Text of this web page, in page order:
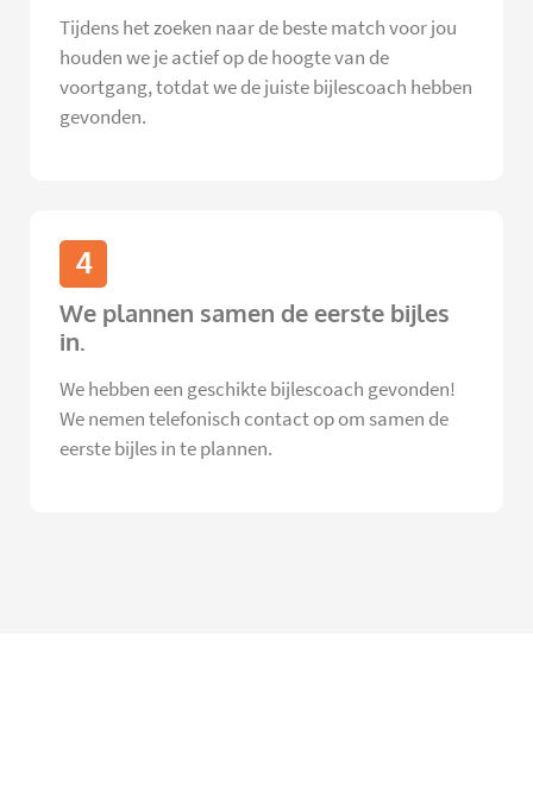
Tijdens het zoeken naar de beste match voor jou
houden we je actief op de hoogte van de
voortgang, totdat we de juiste bijlescoach hebben
gevonden.
4
We plannen samen de eerste bijles
in.
We hebben een geschikte bijlescoach gevonden!
We nemen telefonisch contact op om samen de
eerste bijles in te plannen.